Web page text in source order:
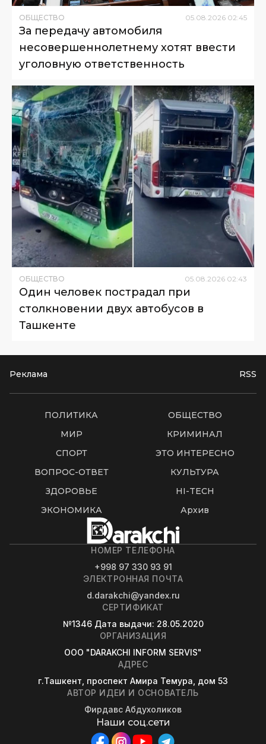
ОБЩЕСТВО 05.08.2026 02:45
За передачу автомобиля
несовершеннолетнему хотят ввести
уголовную ответственность
ОБЩЕСТВО 05.08.2026 02:43
Один человек пострадал при
столкновении двух автобусов в
Ташкенте
Реклама RSS
ПОЛИТИКА
ОБЩЕСТВО
МИР
КРИМИНАЛ
СПОРТ
ЭТО ИНТЕРЕСНО
ВОПРОС-ОТВЕТ
КУЛЬТУРА
ЗДОРОВЬЕ
HI-TECH
ЭКОНОМИКА
Архив
НОМЕР ТЕЛЕФОНА
+998 97 330 93 91
ЭЛЕКТРОННАЯ ПОЧТА
d.darakchi@yandex.ru
СЕРТИФИКАТ
№1346 Дата выдачи: 28.05.2020
ОРГАНИЗАЦИЯ
OOO "DARAKCHI INFORM SERVIS"
АДРЕС
г.Ташкент, проспект Амира Темура, дом 53
АВТОР ИДЕИ И ОСНОВАТЕЛЬ
Фирдавс Абдухоликов
Наши соц.сети